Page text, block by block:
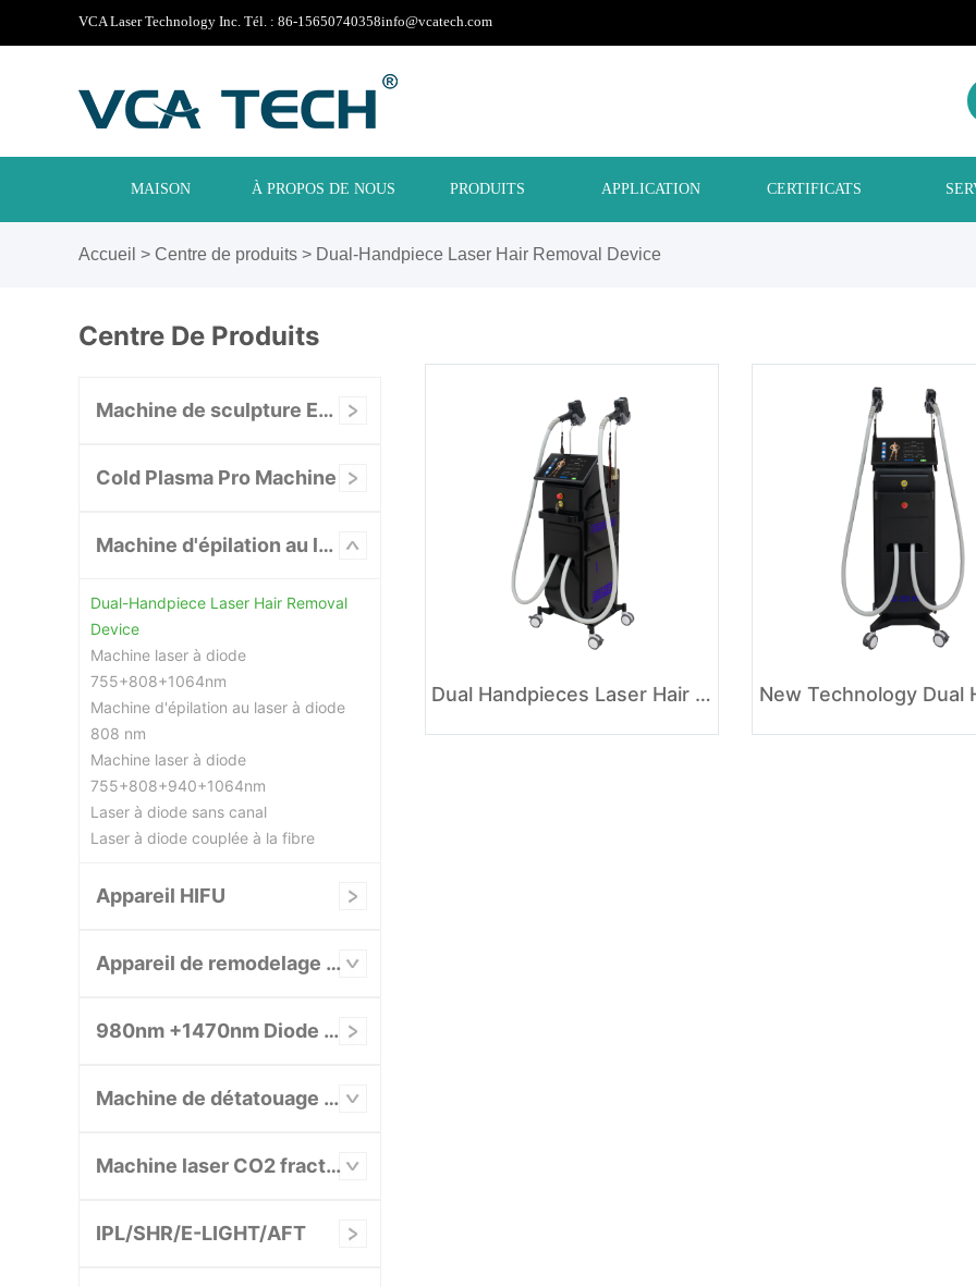
VCA Laser Technology Inc. Tél. : 86-15650740358info@vcatech.com
MAISON À PROPOS DE NOUS PRODUITS APPLICATION CERTIFICATS
Accueil > Centre de produits > Dual-Handpiece Laser Hair Removal Device
Centre De Produits
Machine de sculpture EMS
Cold Plasma Pro Machine
Machine d'épilation au laser
Dual-Handpiece Laser Hair Removal
Device
Machine laser à diode
755+808+1064nm
Machine d'épilation au laser à diode
808 nm
Machine laser à diode
755+808+940+1064nm
Laser à diode sans canal
Laser à diode couplée à la fibre
Appareil HIFU
Appareil de remodelage et d'amincissement du corps
980nm +1470nm Diode Laser System
Machine de détatouage au laser
Machine laser CO2 fractionnée
IPL/SHR/E-LIGHT/AFT
Dual Handpieces Laser Hair Removal Beauty Equipment